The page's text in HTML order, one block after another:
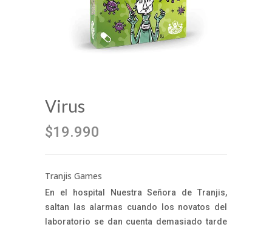
Virus
$19.990
Tranjis Games
En el hospital Nuestra Señora de Tranjis,
saltan las alarmas cuando los novatos del
laboratorio se dan cuenta demasiado tarde